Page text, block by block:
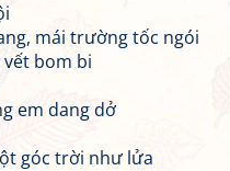
mái trường tốc ngói
bom bi
em dang dở
góc trời như lửa